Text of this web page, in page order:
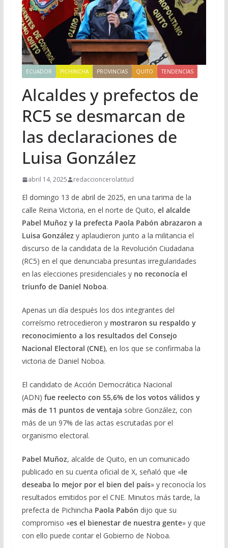
ECUADOR PICHINCHA PROVINCIAS QUITO TENDENCIAS
Alcaldes y prefectos de
RC5 se desmarcan de
las declaraciones de
Luisa González
abril 14, 2025 redaccioncerolatitud
El domingo 13 de abril de 2025, en una tarima de la
calle Reina Victoria, en el norte de Quito, el alcalde
Pabel Muñoz y la prefecta Paola Pabón abrazaron a
Luisa Gonzálezy aplaudieron junto a la militancia el
discurso de la candidata de la Revolución Ciudadana
(RC5) en el que denunciaba presuntas irregularidades
en las elecciones presidenciales y no reconocía el
triunfo de Daniel Noboa.
Apenas un día después los dos integrantes del
correísmo retrocedieron ymostraron su respaldo y
reconocimiento a los resultados del Consejo
Nacional Electoral (CNE), en los que se confirmaba la
victoria de Daniel Noboa.
El candidato de Acción Democrática Nacional
(ADN) fue reelecto con 55,6% de los votos válidos y
más de 11 puntos de ventaja sobre González, con
más de un 97% de las actas escrutadas por el
organismo electoral.
Pabel Muñoz, alcalde de Quito, en un comunicado
publicado en su cuenta oficial de X, señaló que «le
deseaba lo mejor por el bien del país» y reconocía los
resultados emitidos por el CNE. Minutos más tarde, la
prefecta de Pichincha Paola Pabón dijo que su
compromiso «es el bienestar de nuestra gente» y que
con ello puede contar el Gobierno de Noboa.